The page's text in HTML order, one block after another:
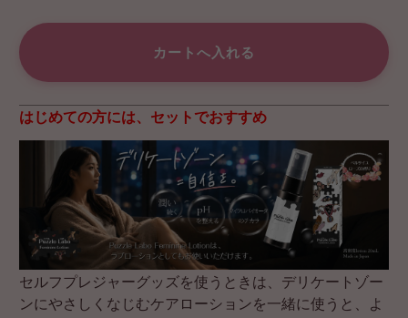
はじめての方には、セットでおすすめ
セルフプレジャーグッズを使うときは、デリケートゾー
ンにやさしくなじむケアローションを一緒に使うと、よ